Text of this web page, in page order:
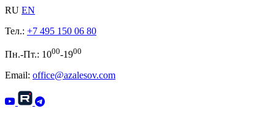
RU EN
Тел.: +7 495 150 06 80
Пн.-Пт.: 1000-1900
Email: office@azalesov.com